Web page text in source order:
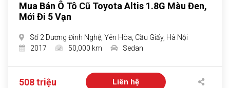
Mua Bán Ô Tô Cũ Toyota Altis 1.8G Màu Đen,
Mới Đi 5 Vạn
Số 2 Dương Đình Nghệ, Yên Hòa, Cầu Giấy, Hà Nội
2017
50,000 km Sedan
508 triệu Liên hệ